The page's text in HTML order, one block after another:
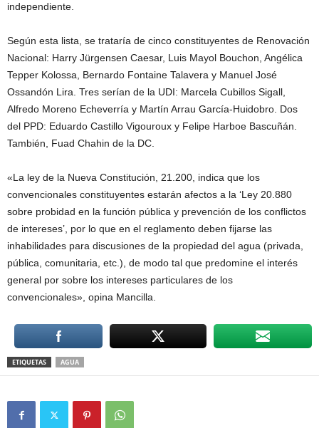
independiente.
Según esta lista, se trataría de cinco constituyentes de Renovación
Nacional: Harry Jürgensen Caesar, Luis Mayol Bouchon, Angélica
Tepper Kolossa, Bernardo Fontaine Talavera y Manuel José
Ossandón Lira. Tres serían de la UDI: Marcela Cubillos Sigall,
Alfredo Moreno Echeverría y Martín Arrau García-Huidobro. Dos
del PPD: Eduardo Castillo Vigouroux y Felipe Harboe Bascuñán.
También, Fuad Chahin de la DC.
«La ley de la Nueva Constitución, 21.200, indica que los
convencionales constituyentes estarán afectos a la ‘Ley 20.880
sobre probidad en la función pública y prevención de los conflictos
de intereses’, por lo que en el reglamento deben fijarse las
inhabilidades para discusiones de la propiedad del agua (privada,
pública, comunitaria, etc.), de modo tal que predomine el interés
general por sobre los intereses particulares de los
convencionales», opina Mancilla.
ETIQUETAS AGUA